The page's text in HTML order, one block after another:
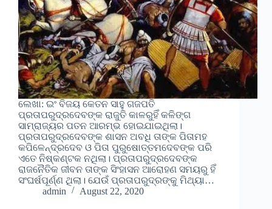
ଲେଖା: ଇଂ ବିଜୟ କେତନ ସାହୁ ଗଜପତି
ପ୍ରତାପରୁଦ୍ରଦେବଙ୍କ ରାଜୁତି କାଳରୁହିଁ କଳିଙ୍ଗ
ସାମ୍ରାଜ୍ୟର ପତନ ଆରମ୍ଭ ହୋଇଯାଇଥିଲା।
ପ୍ରତାପରୁଦ୍ରଦେବଙ୍କ ଶାସନ ଅବଧି ତାଙ୍କ ପିତାମହ
କପିଳେନ୍ଦ୍ରଦେବ ଓ ପିତା ପୁରୁଷୋତ୍ତମଦେବଙ୍କ ପରି
ଏତେ ନିଷ୍କଣ୍ଟକ ନଥିଲା। ପ୍ରତାପରୁଦ୍ରଦେବଙ୍କ
ରାଜନୈତିକ ଜୀବନ ତାଙ୍କ ସିଂହାସନ ଆରୋହଣ ସମୟରୁ ହିଁ
ସଂଘର୍ଷପୂର୍ଣ୍ଣ ଥିଲା। ଯେଉଁ ପ୍ରତାପରୁଦ୍ରଙ୍କୁ ମିଥ୍ୟା…
admin
August 22, 2020